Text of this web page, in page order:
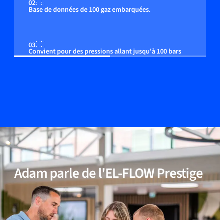
02
Base de données de 100 gaz embarquées.
03
Convient pour des pressions allant jusqu'à 100 bars
05
Convient aux gaz non inertes (réactifs)
06
Compensation précise de la température
Adam parle de l'EL-FLOW Prestige